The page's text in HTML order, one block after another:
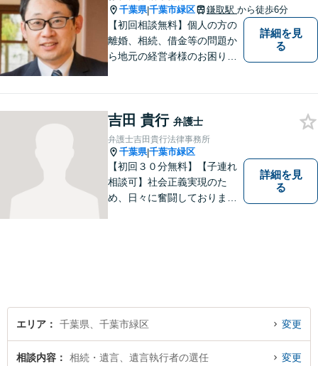
千葉県|千葉市緑区 鎌取駅 から徒歩6分
【初回相談無料】個人の方の
離婚、相続、借金等の問題か
ら地元の経営者様のお困りご
詳細を見
る
吉田 貴行 弁護士
弁護士吉田貴行法律事務所
千葉県|千葉市緑区
【初回３０分無料】【子連れ
相談可】社会正義実現のた
め、日々に奮闘しておりま
詳細を見
る
エリア 千葉県、千葉市緑区 変更
相談内容 相続・遺言、遺言執行者の選任 変更